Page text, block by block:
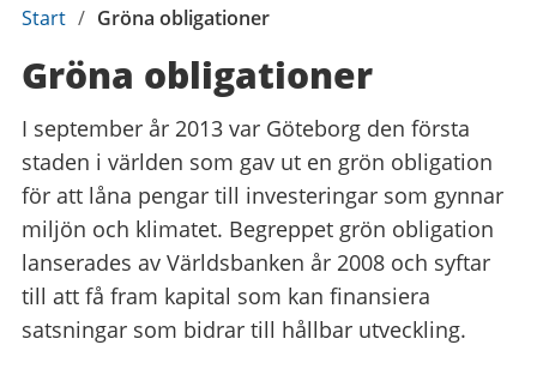
Du
här:
Start / Gröna obligationer
Gröna obligationer
I september år 2013 var Göteborg den första
staden i världen som gav ut en grön obligation
för att låna pengar till investeringar som gynnar
miljön och klimatet. Begreppet grön obligation
lanserades av Världsbanken år 2008 och syftar
till att få fram kapital som kan finansiera
satsningar som bidrar till hållbar utveckling.